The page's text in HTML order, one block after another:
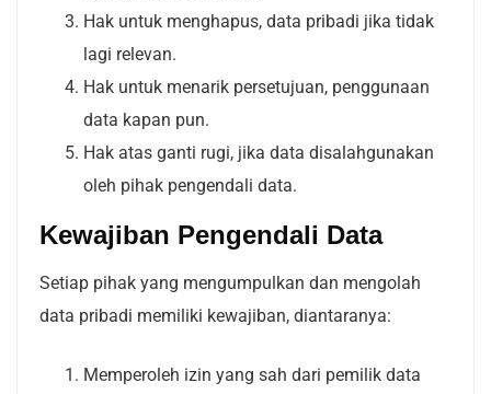
Hak untuk menghapus, data pribadi jika tidak
lagi relevan.
Hak untuk menarik persetujuan, penggunaan
data kapan pun.
Hak atas ganti rugi, jika data disalahgunakan
oleh pihak pengendali data.
Kewajiban Pengendali Data
Setiap pihak yang mengumpulkan dan mengolah
data pribadi memiliki kewajiban, diantaranya:
Memperoleh izin yang sah dari pemilik data